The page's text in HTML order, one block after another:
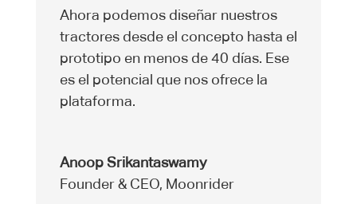
Ahora podemos diseñar nuestros
tractores desde el concepto hasta el
prototipo en menos de 40 días. Ese
es el potencial que nos ofrece la
plataforma.
Anoop Srikantaswamy
Founder & CEO, Moonrider